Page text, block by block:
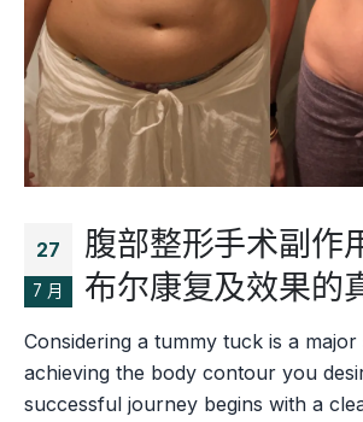
27
7 月
腹部整形手术副作
布尔康复及效果的
Considering a tummy tuck is a
achieving the body contour you
successful journey begins with a